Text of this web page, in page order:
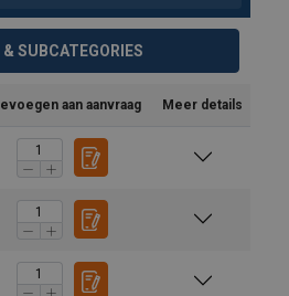
& SUBCATEGORIES
aan aanvraag Meer details